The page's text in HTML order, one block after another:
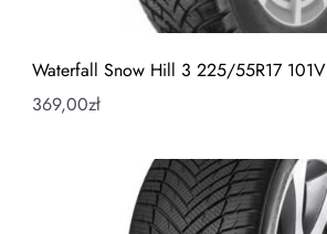
Waterfall Snow Hill 3 225/55R17 101V
369,00zł